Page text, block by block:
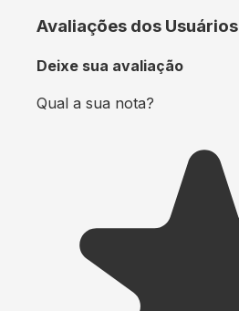
Avaliações dos Usuários
Deixe sua avaliação
Qual a sua nota?